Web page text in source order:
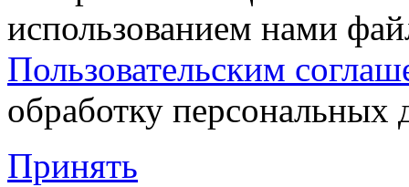
использованием нами
Пользовательским
обработку персональных
Принять